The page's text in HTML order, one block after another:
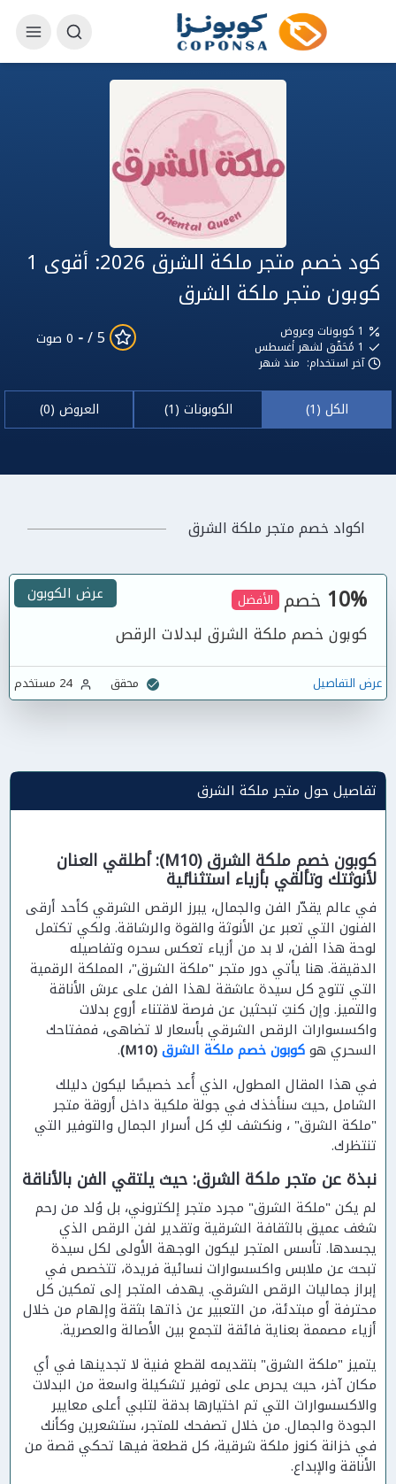
كود خصم متجر ملكة الشرق 2026: أقوى 1
كوبون متجر ملكة الشرق
مُحَقّق لشهر أغسطس
آخر استخدام: منذ شهر
5 /
- 0 صوت
الكل (1) الكوبونات (1) العروض (0)
اكواد خصم متجر ملكة الشرق
10% خصم الأفضل
كوبون خصم ملكة الشرق لبدلات الرقص
عرض الكوبون
عرض التفاصيل محقق 24 مستخدم
تفاصيل حول متجر ملكة الشرق
كوبون خصم ملكة الشرق (M10): أطلقي العنان
لأنوثتك وتألقي بأزياء استثنائية
في عالم يقدّر الفن والجمال، يبرز الرقص الشرقي كأحد أرقى
الفنون التي تعبر عن الأنوثة والقوة والرشاقة. ولكي تكتمل
لوحة هذا الفن، لا بد من أزياء تعكس سحره وتفاصيله
الدقيقة. هنا يأتي دور متجر "ملكة الشرق"، المملكة الرقمية
التي تتوج كل سيدة عاشقة لهذا الفن على عرش الأناقة
والتميز. وإن كنتِ تبحثين عن فرصة لاقتناء أروع بدلات
واكسسوارات الرقص الشرقي بأسعار لا تضاهى، فمفتاحك
السحري هوكوبون خصم ملكة الشرق(M10)
.
في هذا المقال المطول، الذي أُعد خصيصًا ليكون دليلك
الشامل ,حيث سنأخذك في جولة ملكية داخل أروقة متجر
"ملكة الشرق" ، ونكشف لكِ كل أسرار الجمال والتوفير التي
تنتظرك.
نبذة عن متجر ملكة الشرق: حيث يلتقي الفن بالأناقة
لم يكن "ملكة الشرق" مجرد متجر إلكتروني، بل وُلد من رحم
شغف عميق بالثقافة الشرقية وتقدير لفن الرقص الذي
يجسدها. تأسس المتجر ليكون الوجهة الأولى لكل سيدة
تبحث عن ملابس واكسسوارات نسائية فريدة، تتخصص في
إبراز جماليات الرقص الشرقي. يهدف المتجر إلى تمكين كل
محترفة أو مبتدئة، من التعبير عن ذاتها بثقة وإلهام من خلال
أزياء مصممة بعناية فائقة لتجمع بين الأصالة والعصرية.
يتميز "ملكة الشرق" بتقديمه لقطع فنية لا تجدينها في أي
مكان آخر، حيث يحرص على توفير تشكيلة واسعة من البدلات
والاكسسوارات التي تم اختيارها بدقة لتلبي أعلى معايير
الجودة والجمال. من خلال تصفحك للمتجر، ستشعرين وكأنك
في خزانة كنوز ملكة شرقية، كل قطعة فيها تحكي قصة من
الأناقة والإبداع.